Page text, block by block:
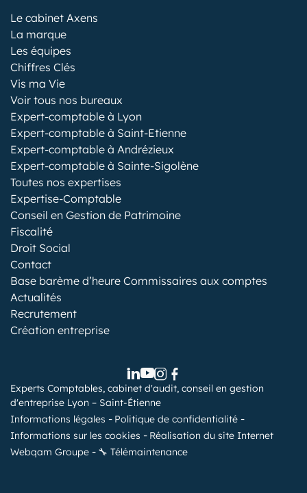
Le cabinet Axens
La marque
Les équipes
Chiffres Clés
Vis ma Vie
Voir tous nos bureaux
Expert-comptable à Lyon
Expert-comptable à Saint-Etienne
Expert-comptable à Andrézieux
Expert-comptable à Sainte-Sigolène
Toutes nos expertises
Expertise-Comptable
Conseil en Gestion de Patrimoine
Fiscalité
Droit Social
Contact
Base barème d’heure Commissaires aux comptes
Actualités
Recrutement
Création entreprise
Experts Comptables, cabinet d'audit, conseil en gestion
d'entreprise Lyon – Saint-Étienne
Informations légales
Politique de confidentialité
Informations sur les cookies
Réalisation du site Internet
Webqam Groupe
🔧 Télémaintenance